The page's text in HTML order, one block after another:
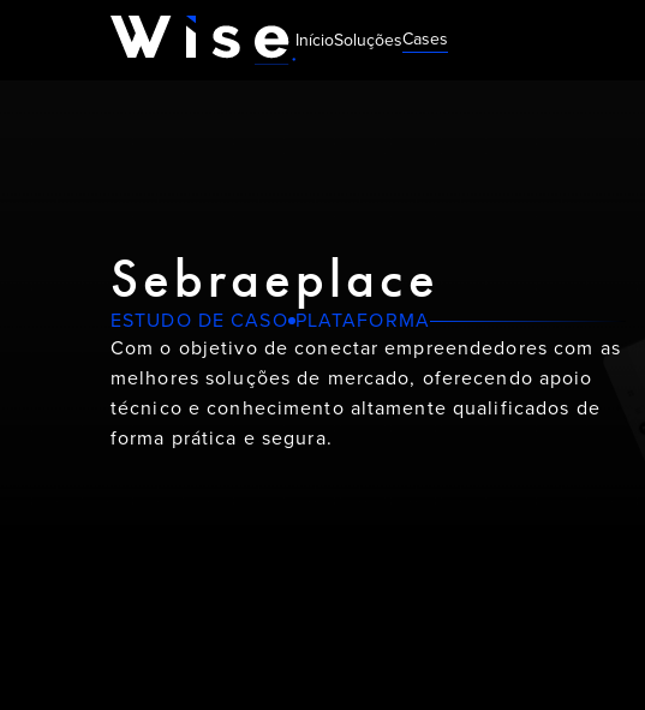
InícioSoluçõesCases
Sebraeplace
ESTUDO DE CASO PLATAFORMA
Com o objetivo de conectar empreendedores com as
melhores soluções de mercado, oferecendo apoio
técnico e conhecimento altamente qualificados de
forma prática e segura.